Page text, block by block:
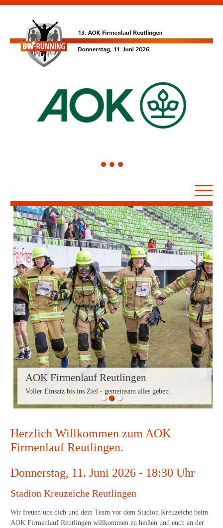
1 2 3
AOK Firmenlauf Reutlingen
Voller Einsatz bis ins Ziel - gemeinsam alles geben!
Herzlich Willkommen zum AOK
Firmenlauf Reutlingen.
Donnerstag, 11. Juni 2026 - 18:30 Uhr
Stadion Kreuzeiche Reutlingen
Wir freuen uns dich und dein Team vor dem Stadion Kreuzeiche beim
AOK Firmenlauf Reutlingen willkommen zu heißen und euch an der